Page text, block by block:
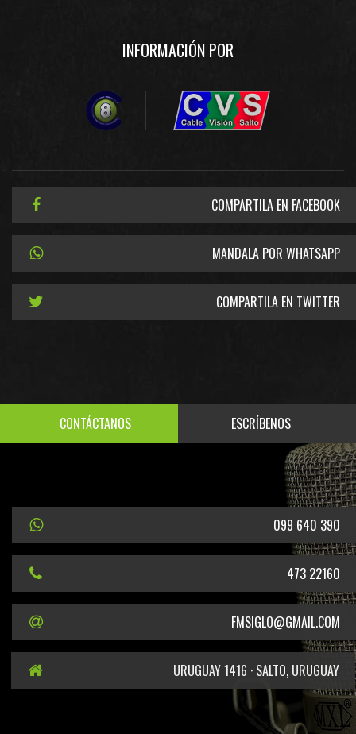
INFORMACIÓN POR
COMPARTILA EN FACEBOOK
MANDALA POR WHATSAPP
COMPARTILA EN TWITTER
CONTÁCTANOS ESCRÍBENOS
099 640 390
473 22160
FMSIGLO@GMAIL.COM
URUGUAY 1416 · SALTO, URUGUAY